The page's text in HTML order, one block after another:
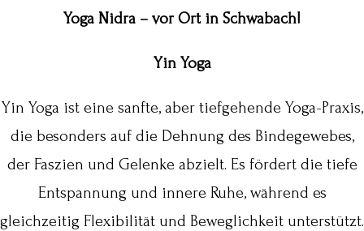
Yoga Nidra – vor Ort in Schwabach!
Yin Yoga
Yin Yoga ist eine sanfte, aber tiefgehende Yoga-Praxis,
die besonders auf die Dehnung des Bindegewebes,
der Faszien und Gelenke abzielt. Es fördert die tiefe
Entspannung und innere Ruhe, während es
gleichzeitig Flexibilität und Beweglichkeit unterstützt.